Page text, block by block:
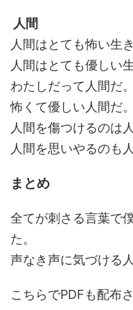
人間
人間はとても怖い生
人間はとても優しい
わたしだって人間だ。
怖くて優しい人間だ。
人間を傷つけるのは
人間を思いやるのも
まとめ
全てが刺さる言葉で
た。
声なき声に気づける
こちらでPDFも配布